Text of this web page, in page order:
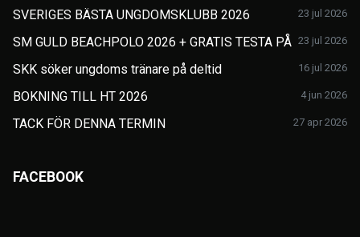
SVERIGES BÄSTA UNGDOMSKLUBB 2026 23 jul 2026
SM GULD BEACHPOLO 2026 + GRATIS TESTA PÅ 23 jul 2026
SKK söker ungdoms tränare på deltid 16 jul 2026
BOKNING TILL HT 2026 4 jun 2026
TACK FÖR DENNA TERMIN 27 apr 2026
FACEBOOK